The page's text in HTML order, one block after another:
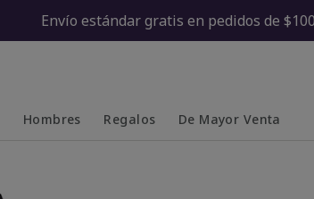
Envío estándar gratis en pedidos de
Hombres Regalos De Mayor Venta